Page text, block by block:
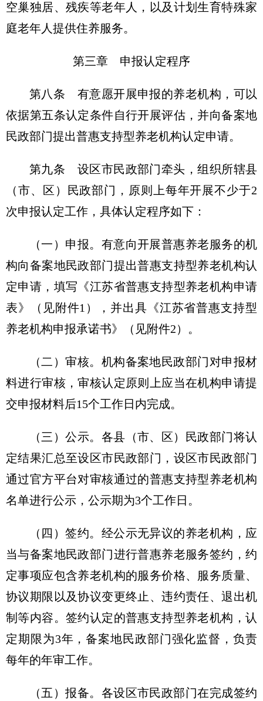
空巢独居、残疾等老年人，以及计划生育特殊家
庭老年人提供住养服务。
第三章 申报认定程序
第八条 有意愿开展申报的养老机构，可以
依据第五条认定条件自行开展评估，并向备案地
民政部门提出普惠支持型养老机构认定申请。
第九条 设区市民政部门牵头，组织所辖县
（市、区）民政部门，原则上每年开展不少于2
次申报认定工作，具体认定程序如下：
（一）申报。有意向开展普惠养老服务的机
构向备案地民政部门提出普惠支持型养老机构认
定申请，填写《江苏省普惠支持型养老机构申请
表》（见附件1），并出具《江苏省普惠支持型
养老机构申报承诺书》（见附件2）。
（二）审核。机构备案地民政部门对申报材
料进行审核，审核认定原则上应当在机构申请提
交申报材料后15个工作日内完成。
（三）公示。各县（市、区）民政部门将认
定结果汇总至设区市民政部门，设区市民政部门
通过官方平台对审核通过的普惠支持型养老机构
名单进行公示，公示期为3个工作日。
（四）签约。经公示无异议的养老机构，应
当与备案地民政部门进行普惠养老服务签约，约
定事项应包含养老机构的服务价格、服务质量、
协议期限以及协议变更终止、违约责任、退出机
制等内容。签约认定的普惠支持型养老机构，认
定期限为3年，备案地民政部门强化监督，负责
每年的年审工作。
（五）报备。各设区市民政部门在完成签约